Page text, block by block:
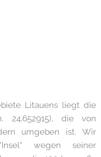
Litauens liegt die
24.652915), die von
umgeben ist. Wir
wegen seiner